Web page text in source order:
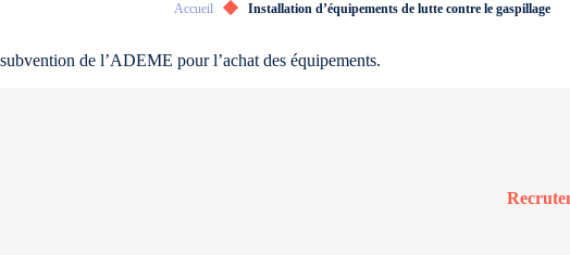
Accueil Installation d’équipements de lutte contre le gaspillage
subvention de l’ADEME pour l’achat des équipements.